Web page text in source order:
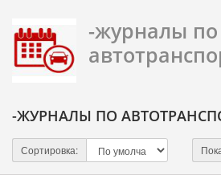
-журналы по
-ЖУРНАЛЫ ПО
Сортировка: